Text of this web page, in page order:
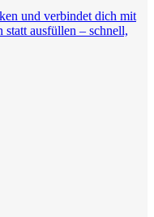
und verbindet dich mit
ausfüllen – schnell,